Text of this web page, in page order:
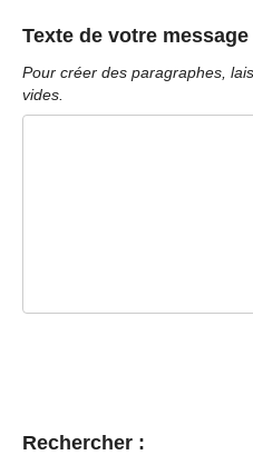
Texte de votre
Pour créer des paragraphes,
vides.
Rechercher :